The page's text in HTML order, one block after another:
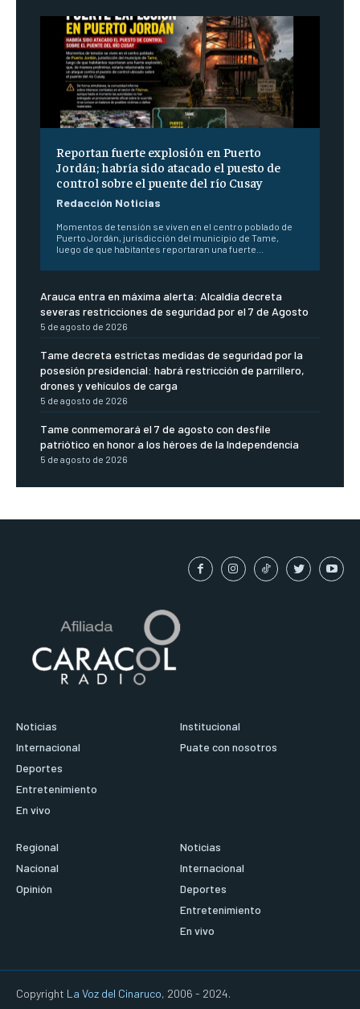
Reportan fuerte explosión en Puerto
Jordán; habría sido atacado el puesto de
control sobre el puente del río Cusay
Redacción Noticias
Momentos de tensión se viven en el centro poblado de
Puerto Jordán, jurisdicción del municipio de Tame,
luego de que habitantes reportaran una fuerte...
Arauca entra en máxima alerta: Alcaldía decreta
severas restricciones de seguridad por el 7 de Agosto
5 de agosto de 2026
Tame decreta estrictas medidas de seguridad por la
posesión presidencial: habrá restricción de parrillero,
drones y vehículos de carga
5 de agosto de 2026
Tame conmemorará el 7 de agosto con desfile
patriótico en honor a los héroes de la Independencia
5 de agosto de 2026
Noticias
Internacional
Deportes
Entretenimiento
En vivo
Institucional
Puate con nosotros
Regional
Nacional
Opinión
Noticias
Internacional
Deportes
Entretenimiento
En vivo
Copyright La Voz del Cinaruco, 2006 - 2024.